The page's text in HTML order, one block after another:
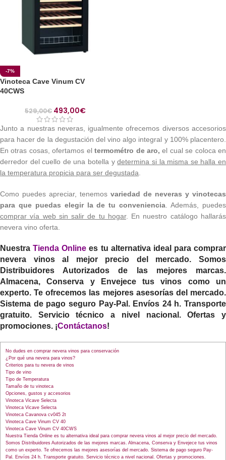
-7%
Vinoteca Cave Vinum CV
40CWS
529,00€ 493,00€
Junto a nuestras neveras, igualmente ofrecemos diversos accesorios
para hacer de la degustación del vino algo integral y 100% placentero.
En otras cosas, ofertamos eltermométro de aro,el cual se coloca en
derredor del cuello de una botella ydetermina si la misma se halla en
la temperatura propicia para ser degustada
Como puedes apreciar, tenemos variedad de neveras y vinotecas
para que puedas elegir la de tu conveniencia . Además, puedes
comprar vía web sin salir de tu hogar. En nuestro catálogo hallarás
nevera vino oferta.
NuestraTienda Online es tu alternativa ideal para comprar
nevera vinos al mejor precio del mercado. Somos
Distribuidores Autorizados de las mejores marcas.
Almacena, Conserva y Envejece tus vinos como un
experto. Te ofrecemos las mejores asesorías del mercado.
Sistema de pago seguro Pay-Pal. Envíos 24 h. Transporte
gratuito. Servicio técnico a nivel nacional. Ofertas y
promociones. ¡Contáctanos!
No dudes en comprar nevera vinos para conservación
¿Por qué una nevera para vinos?
Criterios para tu nevera de vinos
Tipo de vino
Tipo de Temperatura
Tamaño de tu vinoteca
Opciones, gustos y accesorios
Vinoteca Vicave Selecta
Vinoteca Vicave Selecta
Vinoteca Cavanova cv045 2t
Vinoteca Cave Vinum CV 40
Vinoteca Cave Vinum CV 40CWS
Nuestra Tienda Online es tu alternativa ideal para comprar nevera vinos al mejor precio del mercado.
Somos Distribuidores Autorizados de las mejores marcas. Almacena, Conserva y Envejece tus vinos
como un experto. Te ofrecemos las mejores asesorías del mercado. Sistema de pago seguro Pay-
Pal. Envíos 24 h. Transporte gratuito. Servicio técnico a nivel nacional. Ofertas y promociones.